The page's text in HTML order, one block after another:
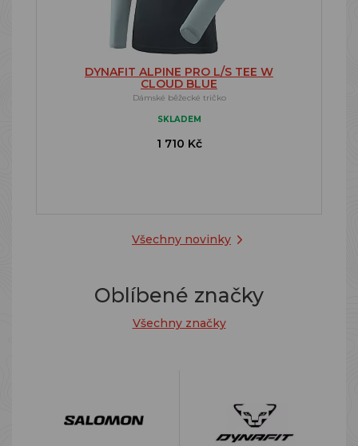
Všechny novinky
DYNAFIT ALPINE PRO L/S TEE W
CLOUD BLUE
Dámské běžecké tričko
SKLADEM
1 710 Kč
Oblíbené značky
Všechny značky